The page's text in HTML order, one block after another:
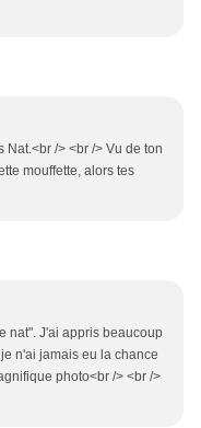
Nat.<br /> <br /> Vu de ton
mouffette, alors tes
nat". J'ai appris beaucoup
n'ai jamais eu la chance
photo<br /> <br />